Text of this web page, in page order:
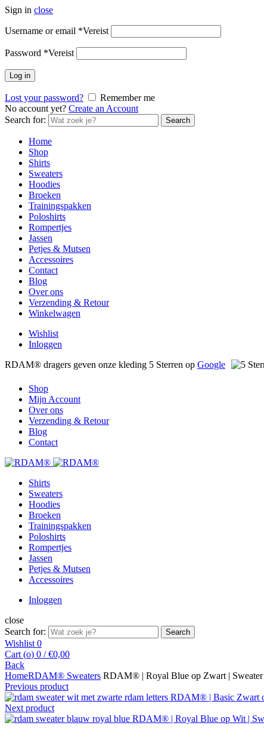
Sign in close
Username or email *Vereist
Password *Vereist
Log in
Lost your password?
Remember me
No account yet? Create an Account
Search for:
Search
Home
Shop
Shirts
Sweaters
Hoodies
Broeken
Trainingspakken
Poloshirts
Rompertjes
Jassen
Petjes & Mutsen
Accessoires
Contact
Blog
Over ons
Verzending & Retour
Winkelwagen
Wishlist
Inloggen
RDAM® dragers geven onze kleding 5 Sterren op Google
Shop
Mijn Account
Over ons
Verzending & Retour
Blog
Contact
Shirts
Sweaters
Hoodies
Broeken
Trainingspakken
Poloshirts
Rompertjes
Jassen
Petjes & Mutsen
Accessoires
Inloggen
close
Search for:
Search
Wishlist 0
Cart (o) 0 / €0,00
Back
HomeRDAM® Sweaters RDAM® | Royal Blue op Zwart | Sweater
Previous product
RDAM® | Basic Zwart
Next product
RDAM® | Royal Blue op Wit |